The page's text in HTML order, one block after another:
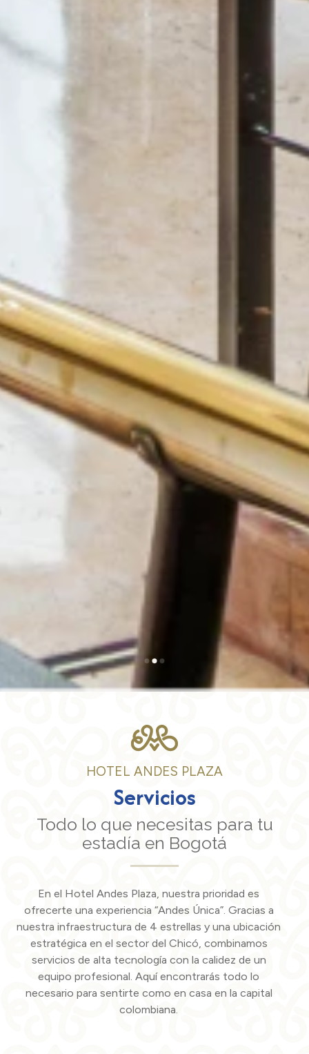
HOTEL ANDES PLAZA
Servicios
Todo lo que necesitas para tu
estadía en Bogotá
En el Hotel Andes Plaza, nuestra prioridad es
ofrecerte una experiencia “Andes Única”. Gracias a
nuestra infraestructura de 4 estrellas y una ubicación
estratégica en el sector del Chicó, combinamos
servicios de alta tecnología con la calidez de un
equipo profesional. Aquí encontrarás todo lo
necesario para sentirte como en casa en la capital
colombiana.